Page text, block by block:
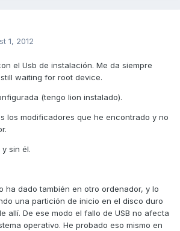
1, 2012
el Usb de instalación. Me da siempre
waiting for root device.
(tengo lion instalado).
los modificadores que he encontrado y no
sin él.
ha dado también en otro ordenador, y lo
una partición de inicio en el disco duro
allí. De ese modo el fallo de USB no afecta
operativo. He probado eso mismo en